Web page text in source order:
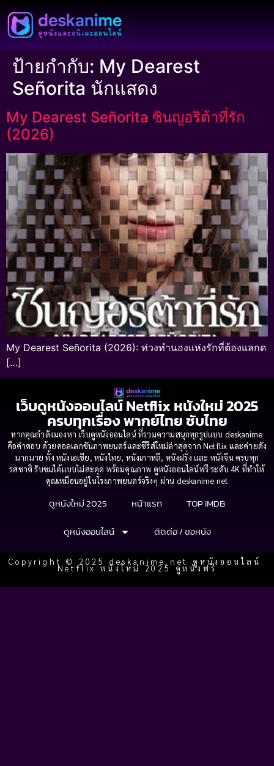
ป้ายกำกับ: My Dearest
Señorita นักแสดง
My Dearest Señorita ซินญอริต้าที่รัก
(2026)
My Dearest Señorita (2026): ท่วงทำนองแห่งรักที่ต้องแลกด
[…]
เว็บดูหนังออนไลน์ Netflix หนังใหม่ 2025
ครบทุกเรื่อง พากย์ไทย ซับไทย
หากคุณกำลังมองหา เว็บดูหนังออนไลน์ ที่รวมความสนุกทุกรูปแบบ deskanime
คือคำตอบ ด้วยคอลเลกชันภาพยนตร์และซีรีส์ใหม่ล่าสุดจาก Netflix และค่ายดัง
มากมาย ทั้ง หนังเอเชีย, หนังไทย, หนังเกาหลี, หนังฝรั่ง และ หนังจีน ครบทุก
รสชาติ รับชมได้แบบไม่สะดุด พร้อมคุณภาพ ดูหนังออนไลน์ฟรี ระดับ 4K ที่ทำให้
คุณเหมือนอยู่ในโรงภาพยนตร์จริงๆ ผ่าน deskanime.net
ดูหนังใหม่ 2025 หน้าแรก
TOP IMDB
ดูหนังออนไลน์
ติดต่อ / ขอหนัง
Copyright © 2025 deskanime.net ดูหนังออนไลน์
Netflix หนังใหม่ 2025 ดูหนังฟรี